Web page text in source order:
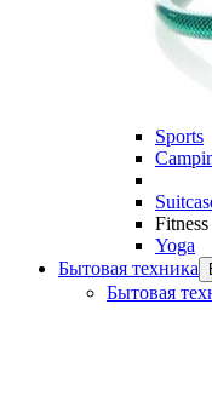
Sports
Yoga
Бытовая техника
Бытовая